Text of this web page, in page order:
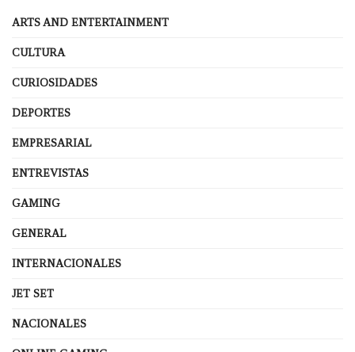
ARTS AND ENTERTAINMENT
CULTURA
CURIOSIDADES
DEPORTES
EMPRESARIAL
ENTREVISTAS
GAMING
GENERAL
INTERNACIONALES
JET SET
NACIONALES